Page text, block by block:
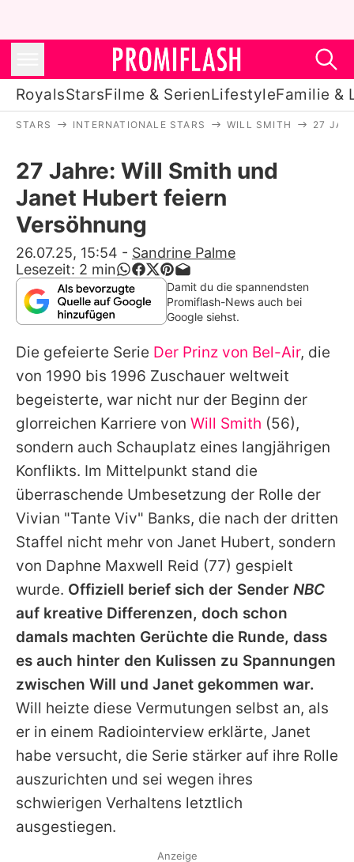
RoyalsStarsFilme & SerienLifestyleFamilie &
Stars
Filme & Serien
Lifestyle
Familie & Liebe
Promiflash Exklusiv
Alle Themen auf Promiflash
Jobs
App runterladen
Team
Redaktionelle Richtlinien
Impressum
Datenschutzerklärung
Utiq verwalten
STARS INTERNATIONALE STARS WILL SMITH 27
27 Jahre: Will Smith und
Janet Hubert feiern
Versöhnung
26.07.25, 15:54 - Sandrine Palme
Lesezeit: 2 min
Damit du die spannendsten
Promiflash-News auch bei
Google siehst.
Die gefeierte Serie Der Prinz von Bel-Air, die
von 1990 bis 1996 Zuschauer weltweit
begeisterte, war nicht nur der Beginn der
glorreichen Karriere von Will Smith (56),
sondern auch Schauplatz eines langjährigen
Konflikts. Im Mittelpunkt stand die
überraschende Umbesetzung der Rolle der
Vivian "Tante Viv" Banks, die nach der dritten
Staffel nicht mehr von Janet Hubert, sondern
von Daphne Maxwell Reid (77) gespielt
wurde. Offiziell berief sich der Sender NBC
auf kreative Differenzen, doch schon
damals machten Gerüchte die Runde, dass
es auch hinter den Kulissen zu Spannungen
zwischen Will und Janet gekommen war.
Will heizte diese Vermutungen selbst an, als
er in einem Radiointerview erklärte, Janet
habe versucht, die Serie stärker auf ihre Rolle
auszurichten und sei wegen ihres
schwierigen Verhaltens letztlich
ausgestiegen.
Anzeige